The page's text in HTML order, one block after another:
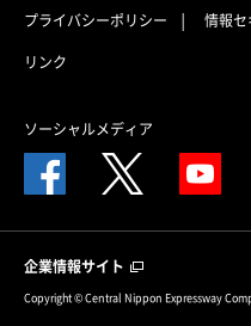
プライバシーポリシー
情報
リンク
ソーシャルメディア
企業情報サイト
Copyright © Central Nippon Expressway